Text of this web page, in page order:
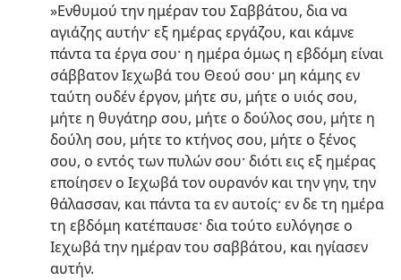
»Ενθυμού την ημέραν του Σαββάτου, δια να
αγιάζης αυτήν· εξ ημέρας εργάζου, και κάμνε
πάντα τα έργα σου· η ημέρα όμως η εβδόμη είναι
σάββατον Ιεχωβά του Θεού σου· μη κάμης εν
ταύτη ουδέν έργον, μήτε συ, μήτε ο υιός σου,
μήτε η θυγάτηρ σου, μήτε ο δούλος σου, μήτε η
δούλη σου, μήτε το κτήνος σου, μήτε ο ξένος
σου, ο εντός των πυλών σου· διότι εις εξ ημέρας
εποίησεν ο Ιεχωβά τον ουρανόν και την γην, την
θάλασσαν, και πάντα τα εν αυτοίς· εν δε τη ημέρα
τη εβδόμη κατέπαυσε· δια τούτο ευλόγησε ο
Ιεχωβά την ημέραν του σαββάτου, και ηγίασεν
αυτήν.